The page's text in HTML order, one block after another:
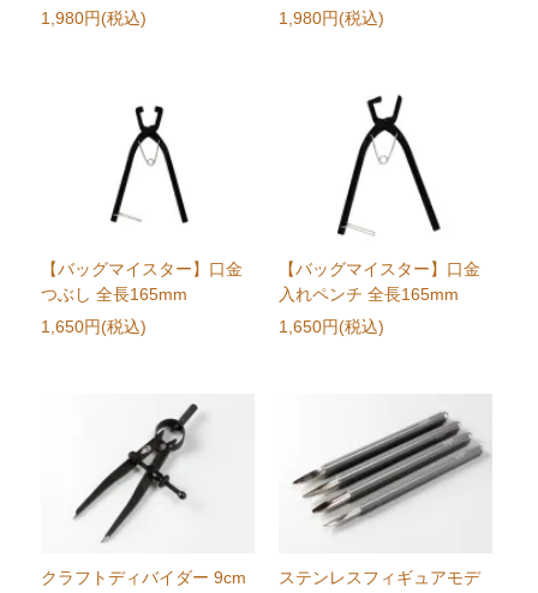
1,980円(税込)
1,980円(税込)
【バッグマイスター】口金
つぶし 全長165mm
1,650円(税込)
【バッグマイスター】口金
入れペンチ 全長165mm
1,650円(税込)
クラフトディバイダー 9cm
ステンレスフィギュアモデ